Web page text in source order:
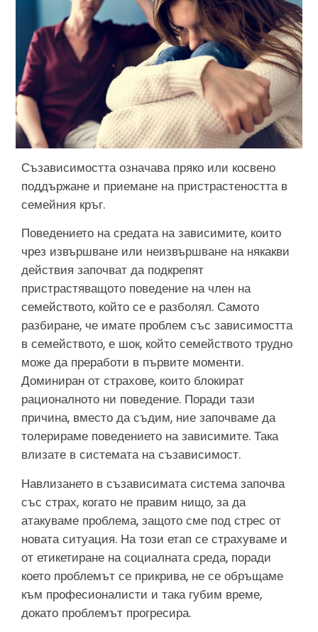
Съзависимостта означава пряко или косвено
поддържане и приемане на пристрастеността в
семейния кръг.
Поведението на средата на зависимите, които
чрез извършване или неизвършване на някакви
действия започват да подкрепят
пристрастяващото поведение на член на
семейството, който се е разболял. Самото
разбиране, че имате проблем със зависимостта
в семейството, е шок, който семейството трудно
може да преработи в първите моменти.
Доминиран от страхове, които блокират
рационалното ни поведение. Поради тази
причина, вместо да съдим, ние започваме да
толерираме поведението на зависимите. Така
влизате в системата на съзависимост.
Навлизането в съзависимата система започва
със страх, когато не правим нищо, за да
атакуваме проблема, защото сме под стрес от
новата ситуация. На този етап се страхуваме и
от етикетиране на социалната среда, поради
което проблемът се прикрива, не се обръщаме
към професионалисти и така губим време,
докато проблемът прогресира.